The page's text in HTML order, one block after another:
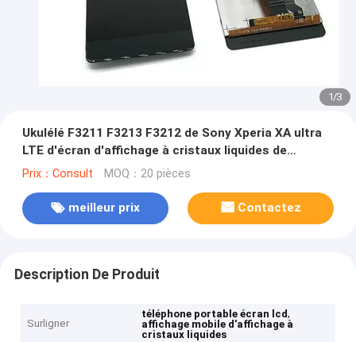
1/3
Ukulélé F3211 F3213 F3212 de Sony Xperia XA ultra
LTE d'écran d'affichage à cristaux liquides de
téléphone portable de garantie
Prix：Consult MOQ：20 pièces
meilleur prix Contactez
Description De Produit
Surligner
téléphone portable écran lcd,
affichage mobile d'affichage à
cristaux liquides